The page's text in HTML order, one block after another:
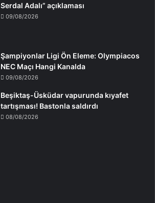
Serdal Adalı” açıklaması
09/08/2026
Şampiyonlar Ligi Ön Eleme: Olympiacos
NEC Maçı Hangi Kanalda
09/08/2026
Beşiktaş-Üsküdar vapurunda kıyafet
tartışması! Bastonla saldırdı
08/08/2026